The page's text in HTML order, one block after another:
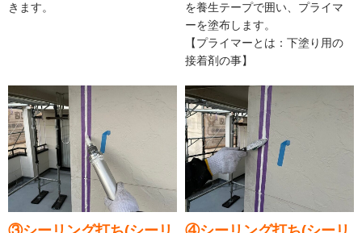
きます。
を養生テープで囲い、プライマ
ーを塗布します。
【プライマーとは：下塗り用の
接着剤の事】